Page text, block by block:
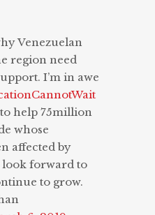
Venezuelan
region need
I’m in awe
help 75million
whose
affected by
forward to
to grow.